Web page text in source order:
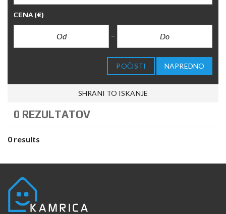
CENA (€)
POČISTI NAPREDNO
SHRANI TO ISKANJE
0 REZULTATOV
0 results